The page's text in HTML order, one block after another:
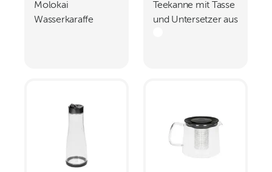
Molokai
Wasserkaraffe
Teekanne mit Tasse
und Untersetzer aus